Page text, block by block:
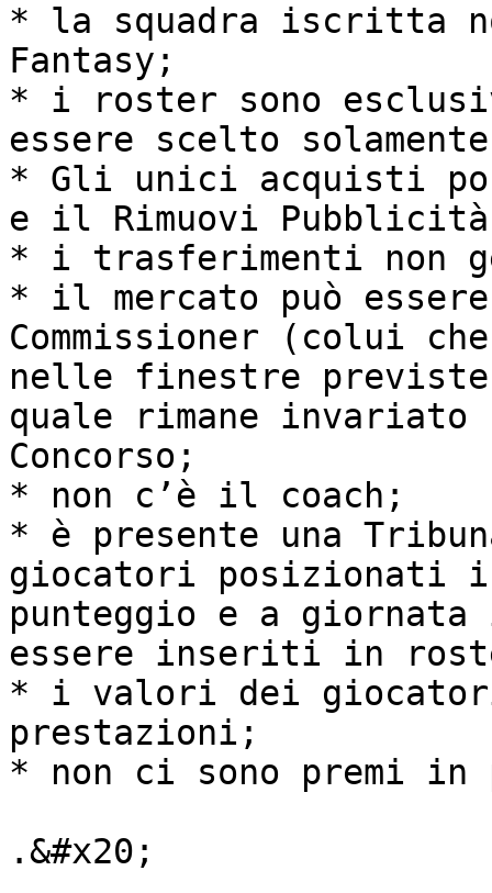
* la squadra iscritta
Fantasy;
* i roster sono
essere scelto
* Gli unici acquisti
e il Rimuovi
* i trasferimenti non
* il mercato può
Commissioner (colui
nelle finestre
quale rimane
Concorso;
* non c’è il coach;
* è presente una
giocatori posizionati
punteggio e a
essere inseriti in
* i valori dei
prestazioni;
* non ci sono premi